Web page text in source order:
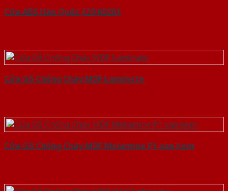
Cửa ABS Hàn Quốc 120 K0201
Cửa Gỗ Chống Cháy MDF Laminate
Cửa Gỗ Chống Cháy MDF Melamine P1 van kem